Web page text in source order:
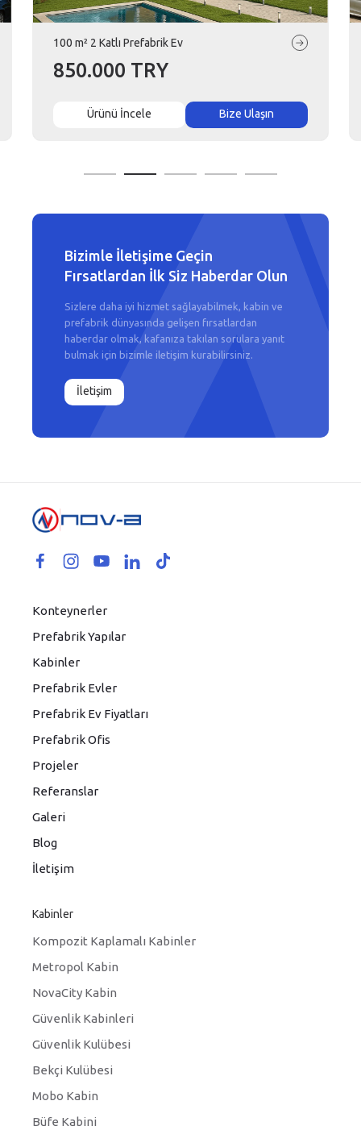
100 m² 2 Katlı Prefabrik Ev
850.000 TRY
Ürünü İncele Bize Ulaşın
Bizimle İletişime Geçin
Fırsatlardan İlk Siz Haberdar Olun
Sizlere daha iyi hizmet sağlayabilmek, kabin ve
prefabrik dünyasında gelişen fırsatlardan
haberdar olmak, kafanıza takılan sorulara yanıt
bulmak için bizimle iletişim kurabilirsiniz.
İletişim
Konteynerler
Prefabrik Yapılar
Kabinler
Prefabrik Evler
Prefabrik Ev Fiyatları
Prefabrik Ofis
Projeler
Referanslar
Galeri
Blog
İletişim
Kabinler
Kompozit Kaplamalı Kabinler
Metropol Kabin
NovaCity Kabin
Güvenlik Kabinleri
Güvenlik Kulübesi
Bekçi Kulübesi
Mobo Kabin
Büfe Kabini